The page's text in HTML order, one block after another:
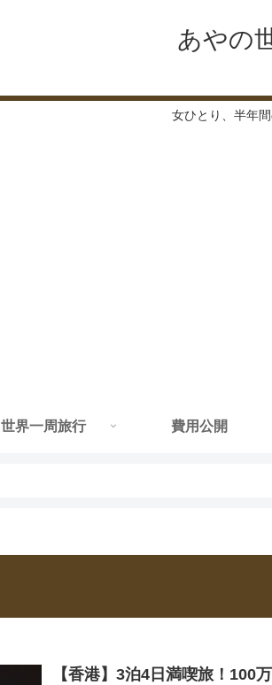
あやの
女ひとり、半年
世界一周旅行 費用公開
【香港】3泊4日満喫旅！100